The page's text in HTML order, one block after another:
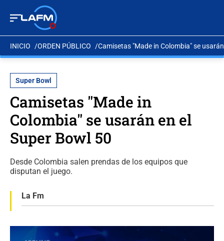
INICIO ORDEN PÚBLICO Camisetas "Made in Colombia" se
Super Bowl
Camisetas "Made in
Colombia" se usarán en el
Super Bowl 50
Desde Colombia salen prendas de los equipos que
disputan el juego.
La Fm